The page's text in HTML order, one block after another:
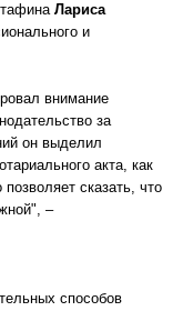
Лариса
и
внимание
за
он выделил
акта, как
сказать, что
–
способов